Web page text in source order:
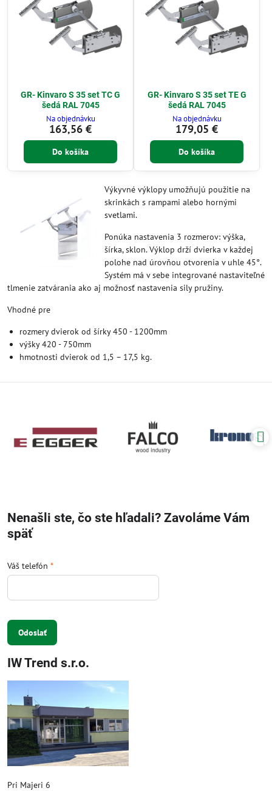
GR- Kinvaro S 35 set TC G
šedá RAL 7045
Na objednávku
163,56 €
Do košíka
GR- Kinvaro S 35 set TE G
šedá RAL 7045
Na objednávku
179,05 €
Do košíka
Výkyvné výklopy umožňujú použitie na
skrinkách s rampami alebo hornými
svetlami.
Ponúka nastavenia 3 rozmerov: výška,
šírka, sklon. Výklop drží dvierka v každej
polohe nad úrovňou otvorenia v uhle 45°.
Systém má v sebe integrované nastaviteľné
tlmenie zatvárania ako aj možnosť nastavenia sily pružiny.
Vhodné pre
rozmery dvierok od šírky 450 - 1200mm
výšky 420 - 750mm
hmotnosti dvierok od 1,5 – 17,5 kg.
Nenašli ste, čo ste hľadali? Zavoláme Vám
späť
Váš telefón *
Odoslať
IW Trend s.r.o.
Pri Majeri 6